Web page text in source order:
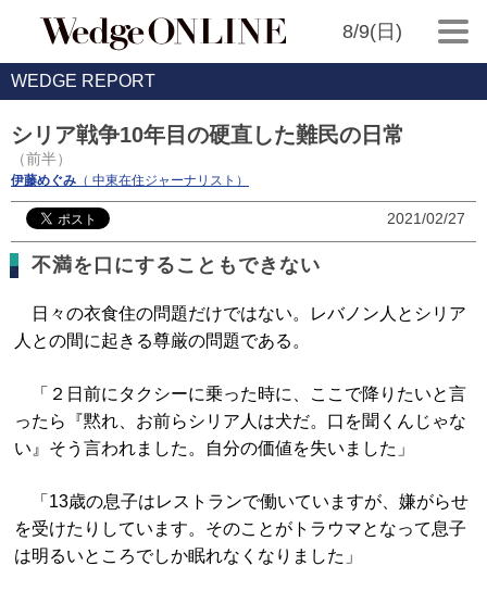
8/9(日)
WEDGE REPORT
シリア戦争10年目の硬直した難民の日常
（前半）
伊藤めぐみ （ 中東在住ジャーナリスト）
2021/02/27
不満を口にすることもできない
日々の衣食住の問題だけではない。レバノン人とシリア
人との間に起きる尊厳の問題である。
「２日前にタクシーに乗った時に、ここで降りたいと言
ったら『黙れ、お前らシリア人は犬だ。口を聞くんじゃな
い』そう言われました。自分の価値を失いました」
「13歳の息子はレストランで働いていますが、嫌がらせ
を受けたりしています。そのことがトラウマとなって息子
は明るいところでしか眠れなくなりました」